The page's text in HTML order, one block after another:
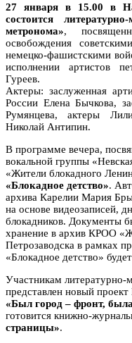
27 января в 15.00 в
состоится
метронома»,
освобождения
немецко-фашистскими
исполнении артистов
Гуреев.
Актеры: заслуженная
России Елена Бычкова,
Румянцева, актеры
Николай Антипин.
В программе вечера,
вокальной группы
«Жители блокадного
«Блокадное детство».
архива Карелии Мария
на основе видеозаписей,
блокадников. Документы
хранение в архив КРОО
Петрозаводска в рамках
«Блокадное детство»
Участникам литературно-
представлен новый
«Был город – фронт,
готовится книжно-
страницы».